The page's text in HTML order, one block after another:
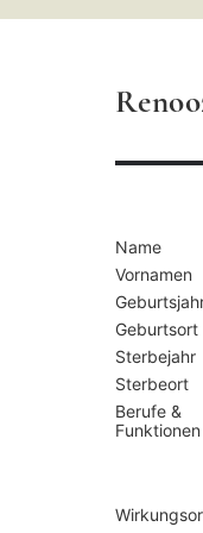
Name
Vornamen
Geburtsort
Sterbejahr
Sterbeort
Berufe &
Funktionen